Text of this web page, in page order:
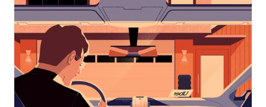
kalendář
vybrat
datum.
Stisknutím
klávesy
Esc
zavřeš
kalendář.